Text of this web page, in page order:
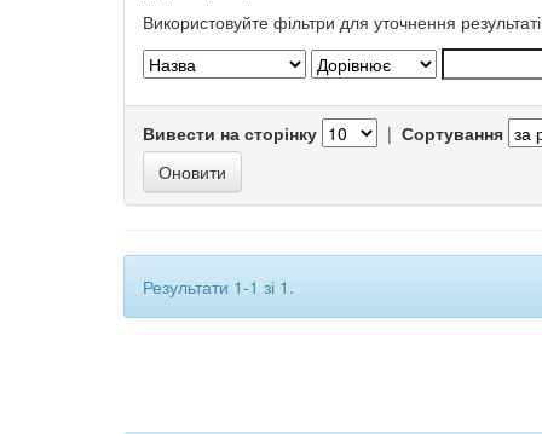
Використовуйте фільтри для уточнення
Вивести на сторінку | Сортування
Результати 1-1 зі 1.